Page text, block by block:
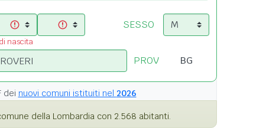
nascita
SESSO
PROV
dei nuovi comuni istituiti nel 2026
della Lombardia con 2.568 abitanti.